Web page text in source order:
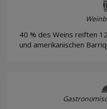
40 % des Weins reiften
und amerikanischen